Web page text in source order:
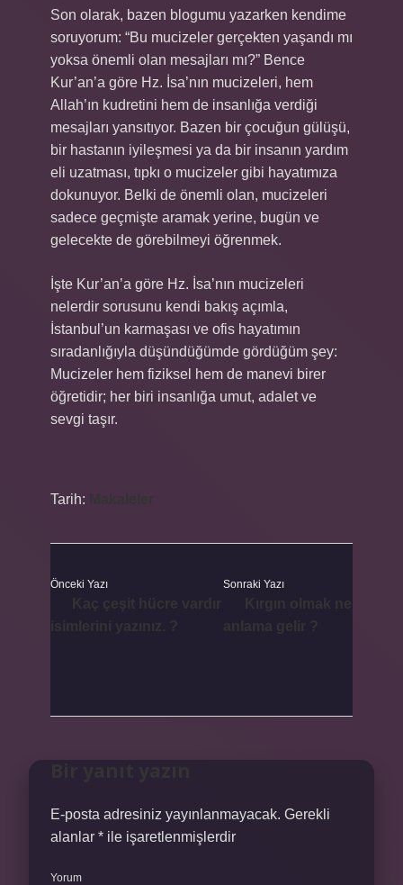
Son olarak, bazen blogumu yazarken kendime
soruyorum: “Bu mucizeler gerçekten yaşandı mı
yoksa önemli olan mesajları mı?” Bence
Kur’an’a göre Hz. İsa’nın mucizeleri, hem
Allah’ın kudretini hem de insanlığa verdiği
mesajları yansıtıyor. Bazen bir çocuğun gülüşü,
bir hastanın iyileşmesi ya da bir insanın yardım
eli uzatması, tıpkı o mucizeler gibi hayatımıza
dokunuyor. Belki de önemli olan, mucizeleri
sadece geçmişte aramak yerine, bugün ve
gelecekte de görebilmeyi öğrenmek.
İşte Kur’an’a göre Hz. İsa’nın mucizeleri
nelerdir sorusunu kendi bakış açımla,
İstanbul’un karmaşası ve ofis hayatımın
sıradanlığıyla düşündüğümde gördüğüm şey:
Mucizeler hem fiziksel hem de manevi birer
öğretidir; her biri insanlığa umut, adalet ve
sevgi taşır.
Tarih:
Önceki Yazı Sonraki Yazı
E-posta adresiniz yayınlanmayacak. Gerekli
alanlar * ile işaretlenmişlerdir
Yorum